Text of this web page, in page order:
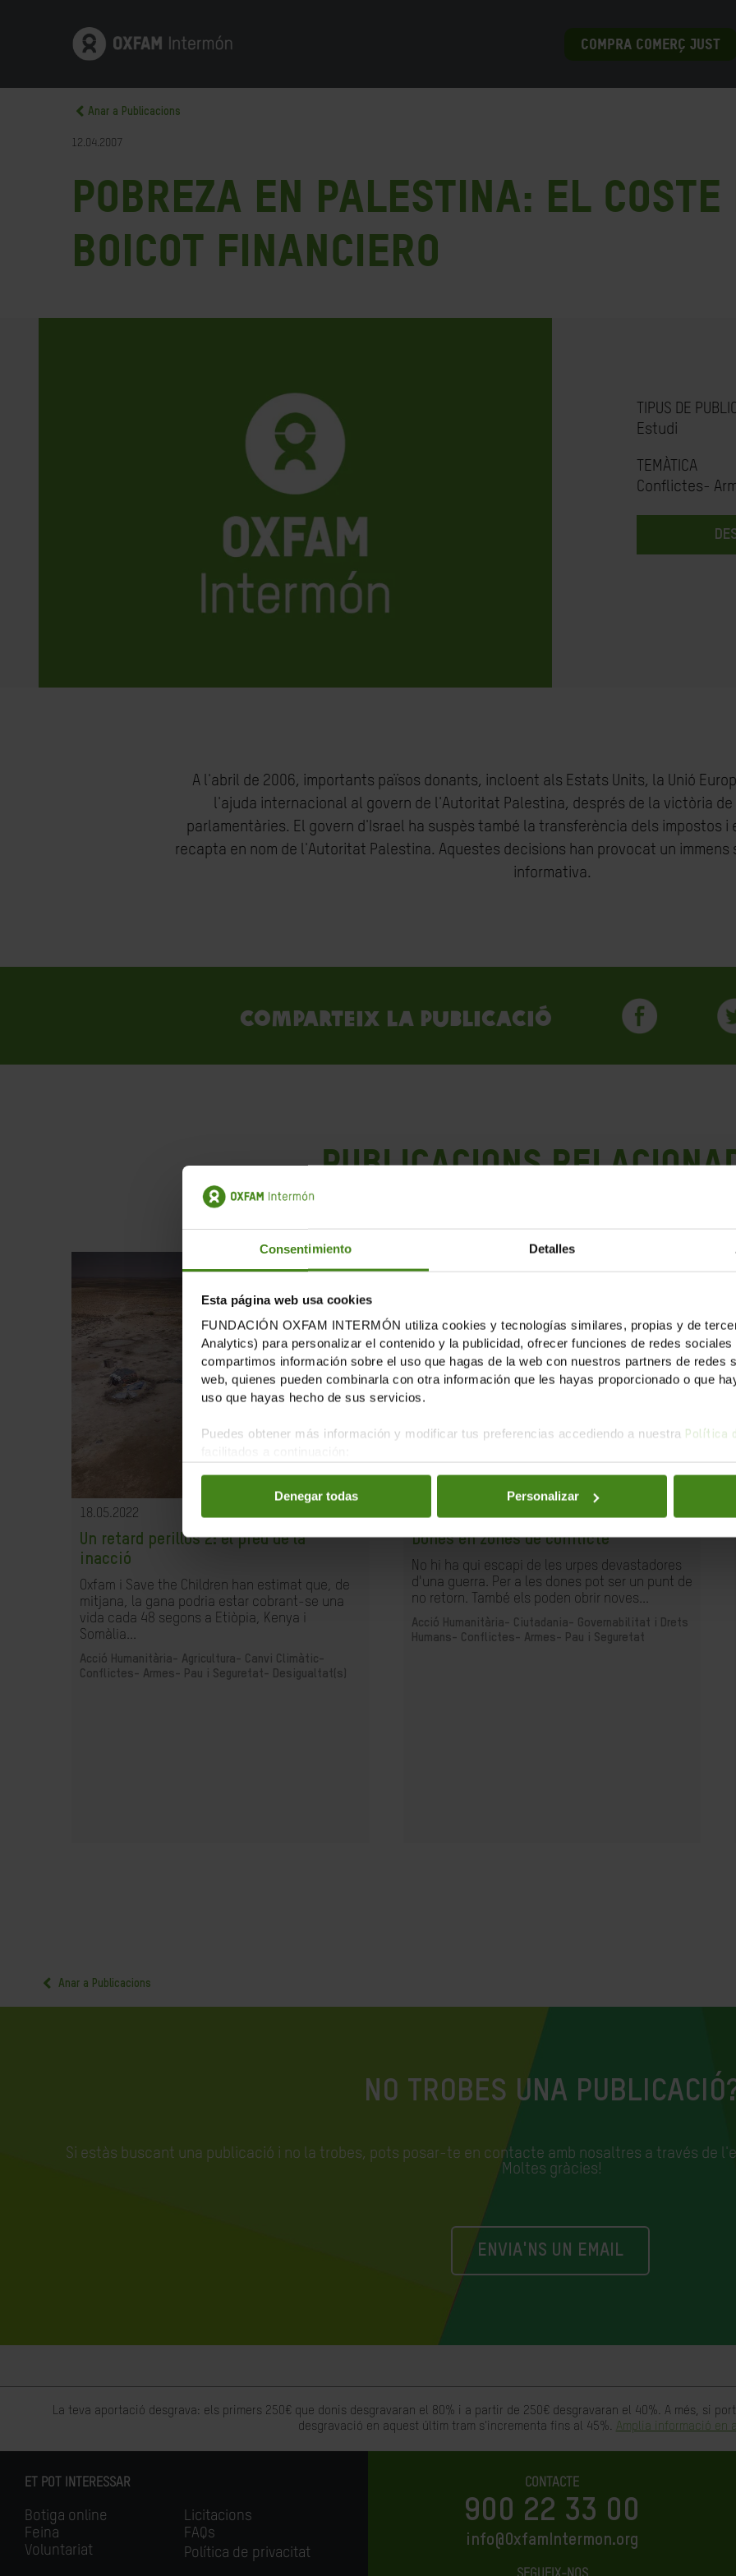
Consentimiento Detalles
Esta página web usa cookies
FUNDACIÓN OXFAM INTERMÓN utiliza cookies y tecnologías similares, propias y de
Analytics) para personalizar el contenido y la publicidad, ofrecer funciones de redes
compartimos información sobre el uso que hagas de la web con nuestros partners de redes
web, quienes pueden combinarla con otra información que les hayas proporcionado o que
uso que hayas hecho de sus servicios.
Puedes obtener más información y modificar tus preferencias accediendo a nuestra Política
Denegar todas Personalizar
COMPRA COMERÇ JUST
Anar a Publicacions
12.04.2007
Pobreza en Palestina: el coste
boicot financiero
TIPUS DE
Estudi
TEMÀTICA
Conflictes-
A l'abril de 2006, importants països donants, incloent als Estats Units, la Unió
l'ajuda internacional al govern de l'Autoritat Palestina, després de la victòria de
parlamentàries. El govern d'Israel ha suspès també la transferència dels impostos i
recapta en nom de l'Autoritat Palestina. Aquestes decisions han provocat un
informativa.
Comparteix la publicació
Publicacions
18.05.2022
Un retard perillós 2: el preu de la
inacció
Oxfam i Save the Children han estimat que, de
mitjana, la gana podria estar cobrant-se una
vida cada 48 segons a Etiòpia, Kenya i
Somàlia...
Acció Humanitària- Agricultura- Canvi Climàtic-
Conflictes- Armes- Pau i Seguretat- Desigualtat(s)
04.03.2019
Dones en zones de conflicte
No hi ha qui escapi de les urpes devastadores
d'una guerra. Per a les dones pot ser un punt de
no retorn. També els poden obrir noves...
Acció Humanitària- Ciutadania- Governabilitat i Drets
Humans- Conflictes- Armes- Pau i Seguretat
Anar a Publicacions
NO TROBES UNA
Si estàs buscant una publicació i no la trobes, pots posar-te en contacte amb nosaltres a través de
Moltes gràcies!
ENVIA'NS UN EMAIL
La teva aportació desgrava: els primers 250€ que donis desgravaran el 80% i a partir de 250€ desgravaran el 40%. A més, si
desgravació en aquest últim tram s'incrementa fins al 45%. Amplia informació en
ET POT INTERESSAR
Botiga online
Feina
Voluntariat
Licitacions
FAQs
Política de privacitat
CONTACTE
900 22 33 00
info@OxfamIntermon.org